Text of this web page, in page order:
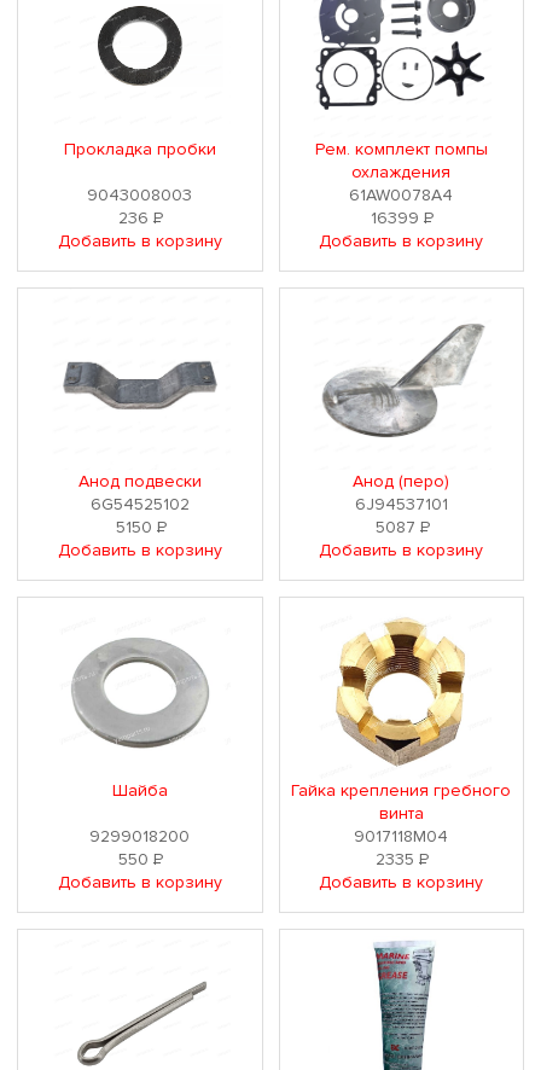
Прокладка пробки
9043008003
236Р
Добавить в корзину
Рем. комплект помпы
охлаждения
61AW0078A4
16399Р
Добавить в корзину
Анод подвески
6G54525102
5150 Р
Добавить в корзину
Анод (перо)
6J94537101
5087 Р
Добавить в корзину
Шайба
9299018200
550Р
Добавить в корзину
Гайка крепления гребного
винта
9017118M04
2335Р
Добавить в корзину